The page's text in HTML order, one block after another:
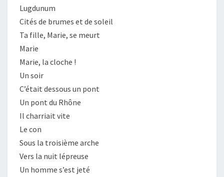
Lugdunum
Cités de brumes et de soleil
Ta fille, Marie, se meurt
Marie
Marie, la cloche !
Un soir
C’était dessous un pont
Un pont du Rhône
Il charriait vite
Le con
Sous la troisième arche
Vers la nuit lépreuse
Un homme s’est jeté